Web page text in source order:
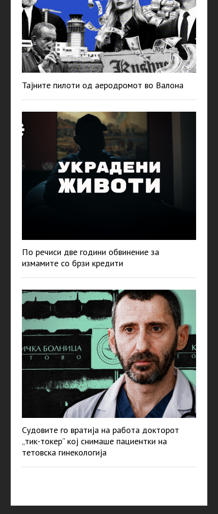
Тајните пилоти од аеродромот во Валона
По речиси две години обвинение за
измамите со брзи кредити
Судовите го вратија на работа докторот
„тик-токер“ кој снимаше пациентки на
тетовска гинекологија